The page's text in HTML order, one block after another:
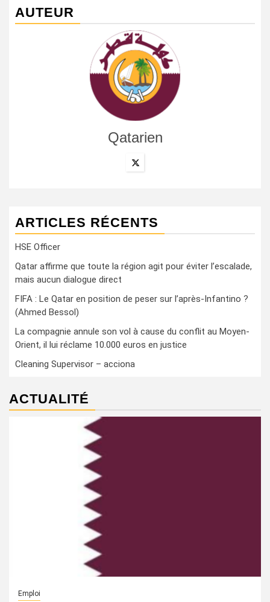
AUTEUR
Qatarien
ARTICLES RÉCENTS
HSE Officer
Qatar affirme que toute la région agit pour éviter l’escalade,
mais aucun dialogue direct
FIFA : Le Qatar en position de peser sur l’après-Infantino ?
(Ahmed Bessol)
La compagnie annule son vol à cause du conflit au Moyen-
Orient, il lui réclame 10.000 euros en justice
Cleaning Supervisor – acciona
ACTUALITÉ
Emploi